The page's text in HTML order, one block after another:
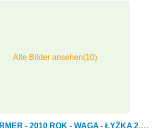
Merlo P 41.7 FARMER - 2010 ROK - WAGA - ŁYŻKA 2.5 M3- WIDŁY + UKŁAD PN